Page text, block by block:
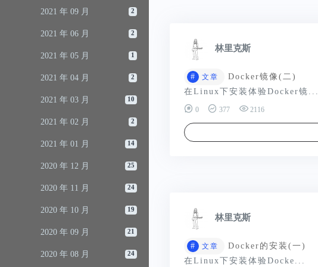
2021 年 09 月 2
2021 年 06 月 2
2021 年 05 月 1
2021 年 04 月 2
2021 年 03 月 10
2021 年 02 月 2
2021 年 01 月 14
2020 年 12 月 25
2020 年 11 月 24
2020 年 10 月 19
2020 年 09 月 21
2020 年 08 月 24
林里克斯
# 文章
Docker镜像(二)
在Linux下安装体验Docker镜...
0 377 2116
林里克斯
# 文章
Docker的安装(一)
在Linux下安装体验Docke...